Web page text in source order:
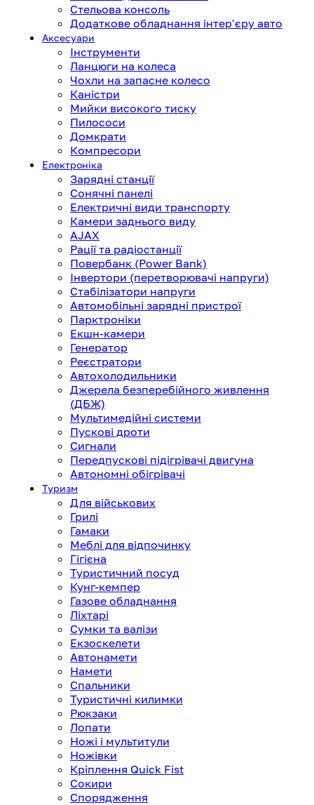
Стельова консоль
Додаткове обладнання інтер'єру авто
Аксесуари
Інструменти
Ланцюги на колеса
Чохли на запасне колесо
Каністри
Мийки високого тиску
Пилососи
Домкрати
Компресори
Електроніка
Зарядні станції
Сонячні панелі
Електричні види транспорту
Камери заднього виду
AJAX
Рації та радіостанції
Повербанк (Power Bank)
Інвертори (перетворювачі напруги)
Стабілізатори напруги
Автомобільні зарядні пристрої
Парктроніки
Екшн-камери
Генератор
Реєстратори
Автохолодильники
Джерела безперебійного живлення
(ДБЖ)
Мультимедійні системи
Пускові дроти
Сигнали
Передпускові підігрівачі двигуна
Автономні обігрівачі
Туризм
Для військових
Грилі
Гамаки
Меблі для відпочинку
Гігієна
Туристичний посуд
Кунг-кемпер
Газове обладнання
Ліхтарі
Сумки та валізи
Екзоскелети
Автонамети
Намети
Спальники
Туристичні килимки
Рюкзаки
Лопати
Ножі і мультитули
Ножівки
Кріплення Quick Fist
Сокири
Спорядження